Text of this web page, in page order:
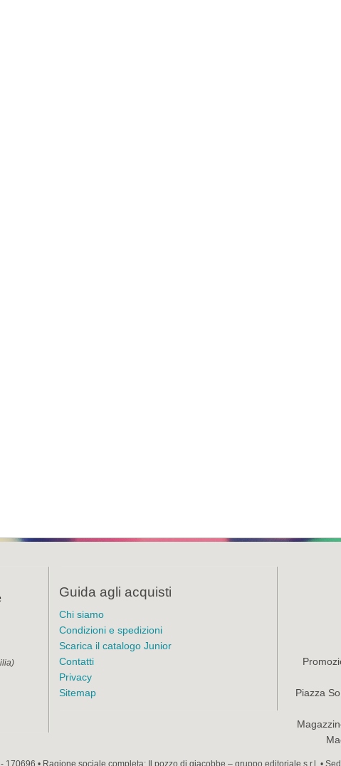
)
Guida agli acquisti
Chi siamo
Condizioni e spedizioni
Scarica il catalogo Junior
Contatti
Privacy
Sitemap
Piazza